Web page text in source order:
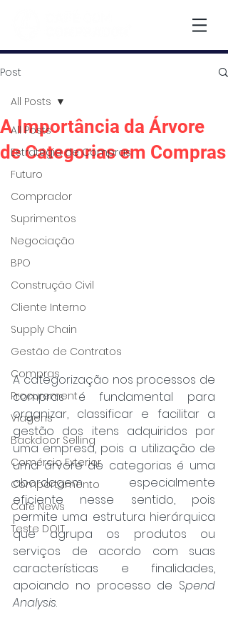
Post
All Posts
Estratégia de Compras
Futuro
Comprador
Suprimentos
Negociação
BPO
Construção Civil
Cliente Interno
Supply Chain
Gestão de Contratos
Compras
Procurement
Viagens
Backdoor Selling
Comércio Exterior
Comportamento
Café News
Teste DOIT
All Posts
A Importância da Árvore
de Categorias em Compras
A categorização nos processos de
compras é fundamental para
organizar, classificar e facilitar a
gestão dos itens adquiridos por
uma empresa, pois a utilização de
uma árvore de categorias é uma
abordagem especialmente
eficiente nesse sentido, pois
permite uma estrutura hierárquica
que agrupa os produtos ou
serviços de acordo com suas
características e finalidades,
apoiando no processo de Spend
Analysis.